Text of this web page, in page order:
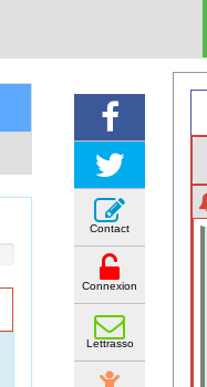
Contact
Connexion
Lettrasso